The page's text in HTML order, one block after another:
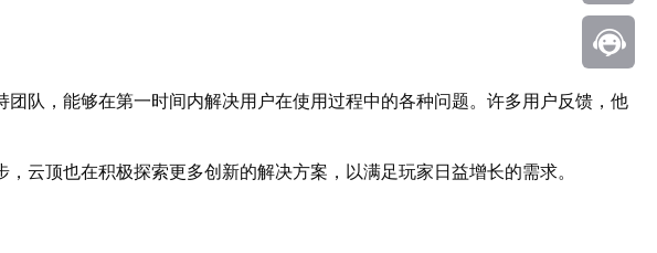
队，能够在第一时间内解决用户在使用过程中的各种问题。许多用户反馈，他
云顶也在积极探索更多创新的解决方案，以满足玩家日益增长的需求。